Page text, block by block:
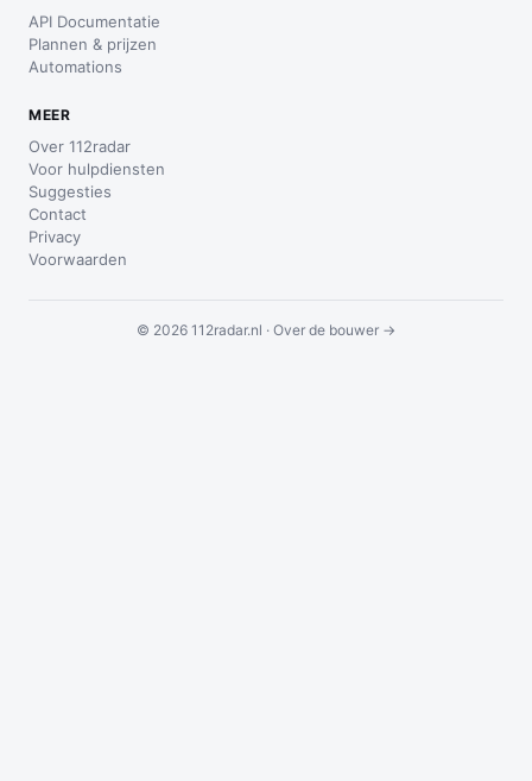
API Documentatie
Plannen & prijzen
Automations
MEER
Over 112radar
Voor hulpdiensten
Suggesties
Contact
Privacy
Voorwaarden
© 2026 112radar.nl · Over de bouwer →